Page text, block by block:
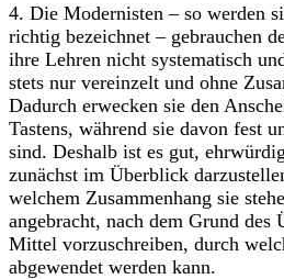
4. Die Modernisten – so werden
richtig bezeichnet – gebrauchen
ihre Lehren nicht systematisch
stets nur vereinzelt und ohne
Dadurch erwecken sie den
Tastens, während sie davon fest
sind. Deshalb ist es gut,
zunächst im Überblick
welchem Zusammenhang sie
angebracht, nach dem Grund des
Mittel vorzuschreiben, durch
abgewendet werden kann.